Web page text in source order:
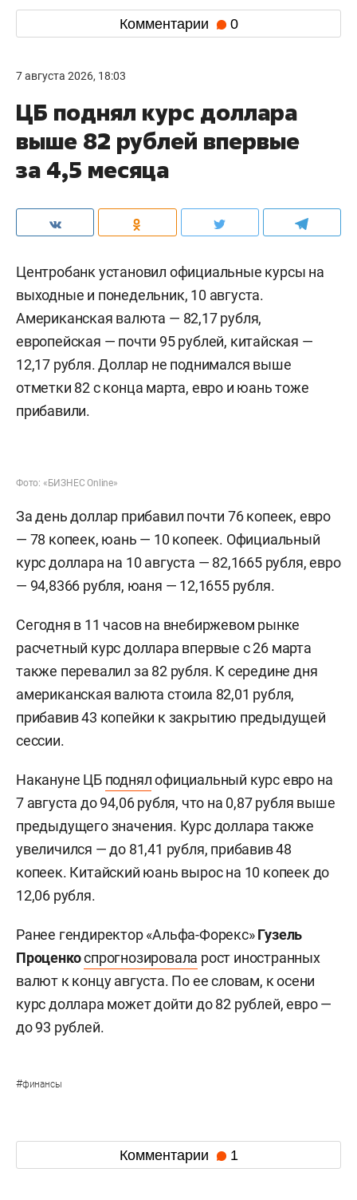
Комментарии 0
7 августа 2026, 18:03
ЦБ поднял курс доллара
выше 82 рублей впервые
за 4,5 месяца
Центробанк установил официальные курсы на
выходные и понедельник, 10 августа.
Американская валюта — 82,17 рубля,
европейская — почти 95 рублей, китайская —
12,17 рубля. Доллар не поднимался выше
отметки 82 с конца марта, евро и юань тоже
прибавили.
Фото: «БИЗНЕС Online»
За день доллар прибавил почти 76 копеек, евро
— 78 копеек, юань — 10 копеек. Официальный
курс доллара на 10 августа — 82,1665 рубля, евро
— 94,8366 рубля, юаня — 12,1655 рубля.
Сегодня в 11 часов на внебиржевом рынке
расчетный курс доллара впервые с 26 марта
также перевалил за 82 рубля. К середине дня
американская валюта стоила 82,01 рубля,
прибавив 43 копейки к закрытию предыдущей
сессии.
Накануне ЦБ поднялофициальный курс евро на
7 августа до 94,06 рубля, что на 0,87 рубля выше
предыдущего значения. Курс доллара также
увеличился — до 81,41 рубля, прибавив 48
копеек. Китайский юань вырос на 10 копеек до
12,06 рубля.
Ранее гендиректор «Альфа-Форекс»Гузель
Проценкоспрогнозировала рост иностранных
валют к концу августа. По ее словам, к осени
курс доллара может дойти до 82 рублей, евро —
до 93 рублей.
#финансы
Комментарии 1